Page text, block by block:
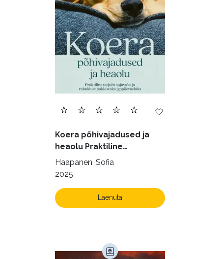
Ettevõtlus (30)
Filoloogia (121)
Filosoofia (146)
Geograafia (65)
Haridus (20)
Ilukirjandus (4255)
Krimi ja põnevik (1284)
Kultuur ja teadus (45)
Kunst ja looming (86)
Laste- ja noortekirjandus (580)
Maamajandus (24)
Koera põhivajadused ja
heaolu Praktiline
käsiraamat sujuvaks ja
rahuldust pakkuvaks
Haapanen, Sofia
2025
Laenuta